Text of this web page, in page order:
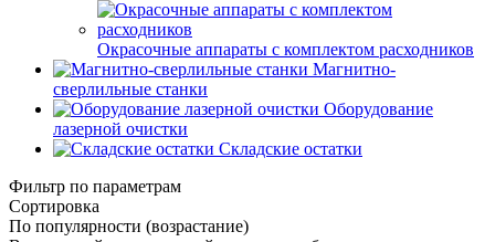
Окрасочные аппараты с комплектом расходников
Магнитно-
сверлильные станки
Оборудование
лазерной очистки
Складские остатки
Фильтр по параметрам
Сортировка
По популярности (возрастание)